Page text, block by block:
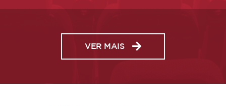
VER MAIS